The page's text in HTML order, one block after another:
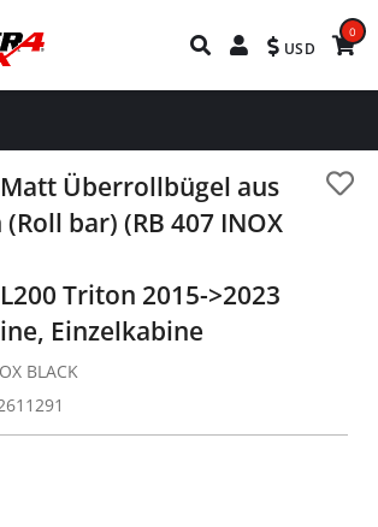
USD
0
Überrollbügel aus
bar) (RB 407 INOX
Triton 2015->2023
Einzelkabine
BLACK